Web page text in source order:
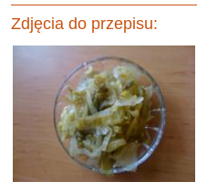
Zdjęcia do przepisu: